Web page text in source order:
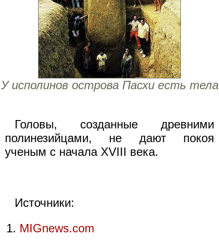
У исполинов острова Пасхи есть тела
Головы, созданные древними
полинезийцами, не дают покоя
ученым с начала XVIII века.
Источники:
MIGnews.com